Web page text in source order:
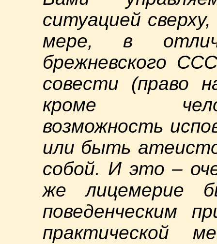
ситуацией
мере, в
брежневского
совести (право
кроме
возможность
или быть
собой. И это –
же лицемерие
поведенческим
практической